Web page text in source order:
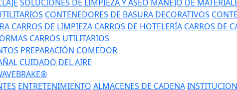
SOLUCIONES DE LIMPIEZA Y ASEO MANEJO DE
CONTENEDORES DE BASURA DECORATIVOS
CARROS DE LIMPIEZA CARROS DE HOTELERÍA CARROS DE
CARROS UTILITARIOS
PREPARACIÓN COMEDOR
CUIDADO DEL AIRE
ENTRETENIMIENTO ALMACENES DE CADENA